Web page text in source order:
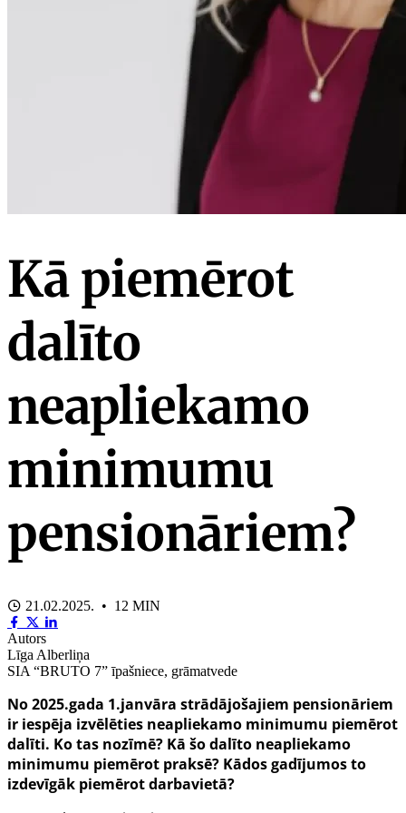
Kā piemērot
dalīto
neapliekamo
minimumu
pensionāriem?
21.02.2025. • 12 MIN
Autors
Līga Alberliņa
SIA “BRUTO 7” īpašniece, grāmatvede
No 2025.gada 1.janvāra strādājošajiem pensionāriem
ir iespēja izvēlēties neapliekamo minimumu piemērot
dalīti. Ko tas nozīmē? Kā šo dalīto neapliekamo
minimumu piemērot praksē? Kādos gadījumos to
izdevīgāk piemērot darbavietā?